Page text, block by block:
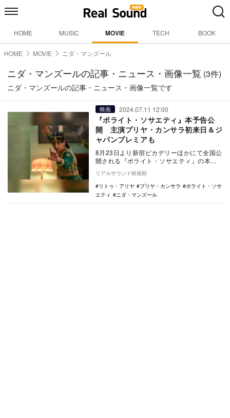
HOME MUSIC MOVIE TECH BOOK
HOME MOVIE ニダ・マンズール
ニダ・マンズールの記事・ニュース・画像一覧 (3件)
ニダ・マンズールの記事・ニュース・画像一覧です
映画 2024.07.11 12:00
『ポライト・ソサエティ』本予告公
開 主演プリヤ・カンサラ初来日＆ジ
ャパンプレミアも
8月23日より新宿ピカデリーほかにて全国公
開される『ポライト・ソサエティ』の本予
告が公開された。 本作は、テレビシリー
ズ『絶…
リアルサウンド映画部
リトゥ・アリヤ
プリヤ・カンサラ
ポライト・ソサ
エティ
ニダ・マンズール